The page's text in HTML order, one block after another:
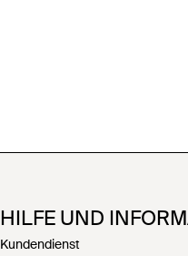
HILFE UND
Kundendienst